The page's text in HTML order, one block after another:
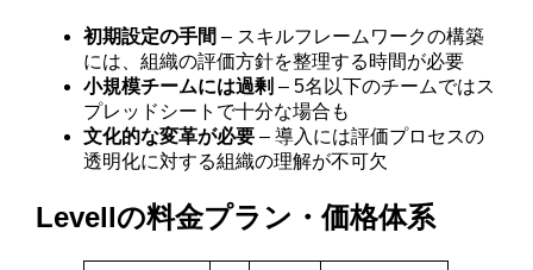
初期設定の手間 – スキルフレームワークの構築
には、組織の評価方針を整理する時間が必要
小規模チームには過剰 – 5名以下のチームではス
プレッドシートで十分な場合も
文化的な変革が必要 – 導入には評価プロセスの
透明化に対する組織の理解が不可欠
Levellの料金プラン・価格体系